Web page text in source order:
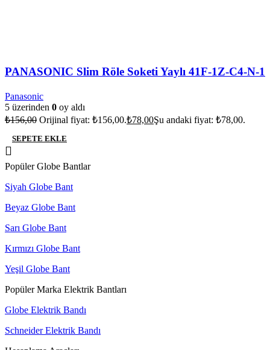
PANASONIC Slim Röle Soketi Yaylı 41F-1Z-C4-N-1
Panasonic
5 üzerinden 0 oy aldı
₺156,00 Orijinal fiyat: ₺156,00.₺78,00Şu andaki fiyat: ₺78,00.
SEPETE EKLE
Popüler Globe Bantlar
Siyah Globe Bant
Beyaz Globe Bant
Sarı Globe Bant
Kırmızı Globe Bant
Yeşil Globe Bant
Popüler Marka Elektrik Bantları
Globe Elektrik Bandı
Schneider Elektrik Bandı